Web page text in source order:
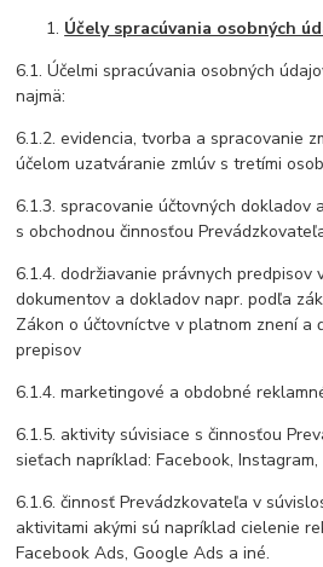
Účely spracúvania osobných
6.1. Účelmi spracúvania osobných
najmä:
6.1.2. evidencia, tvorba a spracovanie
účelom uzatváranie zmlúv s tretími
6.1.3. spracovanie účtovných dokladov
s obchodnou činnosťou
6.1.4. dodržiavanie právnych predpisov
dokumentov a dokladov napr. podľa
Zákon o účtovníctve v platnom znení a
prepisov
6.1.4. marketingové a obdobné
6.1.5. aktivity súvisiace s činnosťou
sieťach napríklad: Facebook,
6.1.6. činnosť Prevádzkovateľa v
aktivitami akými sú napríklad cielenie
Facebook Ads, Google Ads a iné.